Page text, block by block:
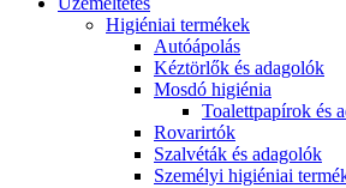
Higiéniai termékek
Autóápolás
Kéztörlők és adagolók
Mosdó higiénia
Toalettpapírok és
Rovarirtók
Szalvéták és adagolók
Személyi higiéniai